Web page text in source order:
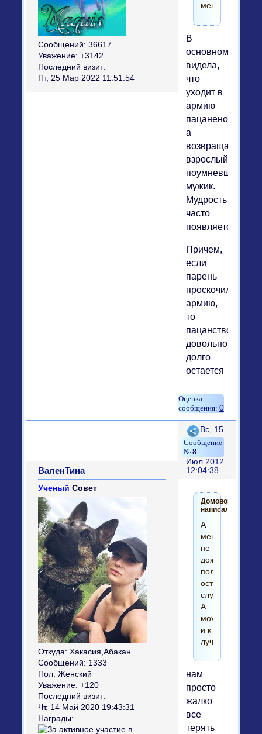
Сообщений: 36617
Уважение: +3142
Последний визит:
Пт, 25 Мар 2022 11:51:54
меняются,
В
основном
видела,
что
уходит в
армию
пацаненок,
а
возвращается
взрослый
поумневший
мужик.
Мудрость
часто
появляется
Причем,
если
парень
проскочил
армию,
то
пацанство
довольно
долго
остается
0
Поделиться
8
Вс, 15
Июл 2012
12:04:38
ВаленТина
Ученый Совет
Откуда: Хакасия,Абакан
Сообщений: 1333
Пол: Женский
Уважение: +120
Последний визит:
Чт, 14 Май 2020 19:43:31
Награды:
Домовой
написал(а):
А
меня
не
дождалась,
полгода
осталось
служить.
А
может
и к
лучшему.
нам
просто
жалко
все
терять